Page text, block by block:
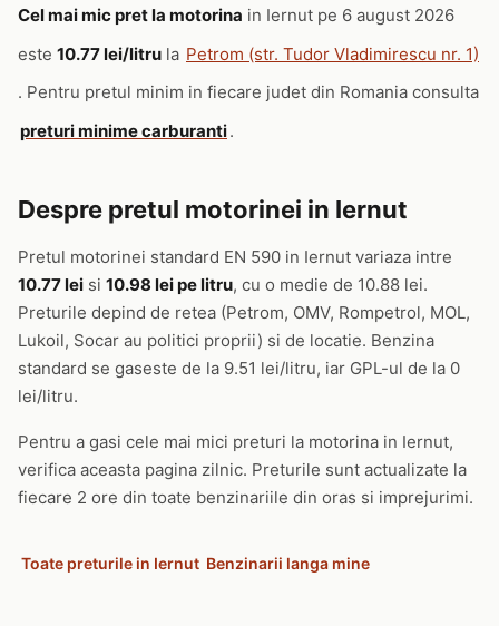
Cel mai mic pret la motorina in Iernut pe 6 august 2026
este 10.77 lei/litru la Petrom (str. Tudor Vladimirescu nr. 1)
. Pentru pretul minim in fiecare judet din Romania consulta
preturi minime carburanti.
Despre pretul motorinei in Iernut
Pretul motorinei standard EN 590 in Iernut variaza intre
10.77 lei si 10.98 lei pe litru, cu o medie de 10.88 lei.
Preturile depind de retea (Petrom, OMV, Rompetrol, MOL,
Lukoil, Socar au politici proprii) si de locatie. Benzina
standard se gaseste de la 9.51 lei/litru, iar GPL-ul de la 0
lei/litru.
Pentru a gasi cele mai mici preturi la motorina in Iernut,
verifica aceasta pagina zilnic. Preturile sunt actualizate la
fiecare 2 ore din toate benzinariile din oras si imprejurimi.
Toate preturile in Iernut Benzinarii langa mine